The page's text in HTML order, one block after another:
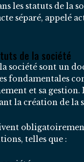
les statuts de la
séparé, appelé
de la société
société sont un
fondamentales
et sa gestion.
la création de la
telles que :